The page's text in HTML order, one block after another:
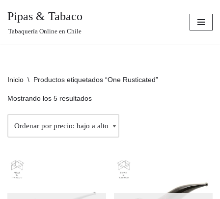
Pipas & Tabaco
Tabaquería Online en Chile
Inicio \ Productos etiquetados “One Rusticated”
Mostrando los 5 resultados